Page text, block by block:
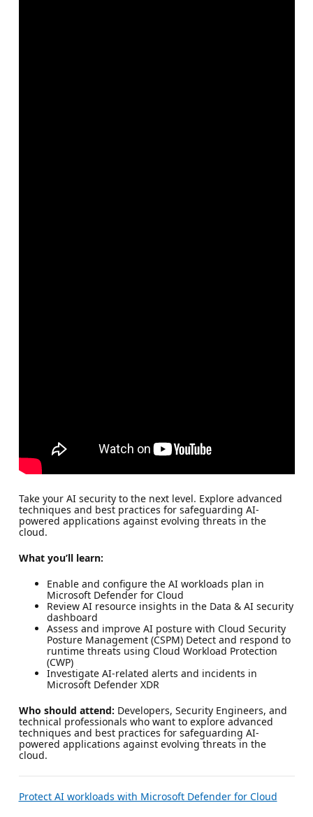
Take your AI security to the next level. Explore advanced
techniques and best practices for safeguarding AI-
powered applications against evolving threats in the
cloud.
What you’ll learn:
Enable and configure the AI workloads plan in
Microsoft Defender for Cloud
Review AI resource insights in the Data & AI security
dashboard
Assess and improve AI posture with Cloud Security
Posture Management (CSPM) Detect and respond to
runtime threats using Cloud Workload Protection
(CWP)
Investigate AI-related alerts and incidents in
Microsoft Defender XDR
Who should attend: Developers, Security Engineers, and
technical professionals who want to explore advanced
techniques and best practices for safeguarding AI-
powered applications against evolving threats in the
cloud.
Protect AI workloads with Microsoft Defender for Cloud